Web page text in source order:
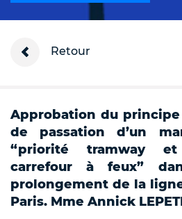
Retour
Approbation du
de passation d’un
“priorité tramway
carrefour à feux”
prolongement de la
Paris. Mme Annick